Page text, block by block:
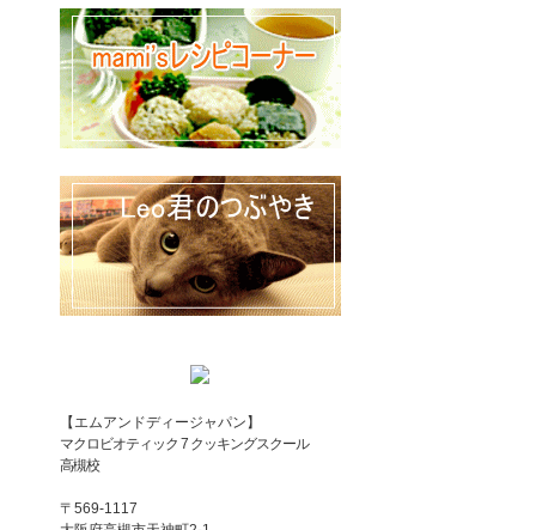
【エムアンドディージャパン】
マクロビオティック 7 クッキングスクール
高槻校
〒569-1117